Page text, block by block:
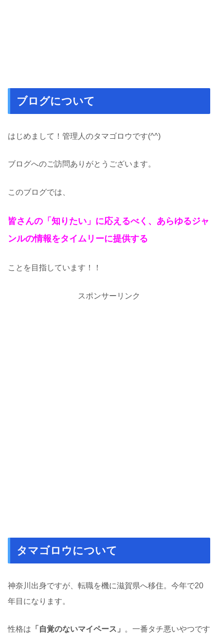
ブログについて
はじめまして！管理人のタマゴロウです(^^)
ブログへのご訪問ありがとうございます。
このブログでは、
皆さんの「知りたい」に応えるべく、あらゆるジャ
ンルの情報をタイムリーに提供する
ことを目指しています！！
スポンサーリンク
タマゴロウについて
神奈川出身ですが、転職を機に滋賀県へ移住。今年で20
年目になります。
性格は 「自覚のないマイペース」
。一番タチ悪いやつです